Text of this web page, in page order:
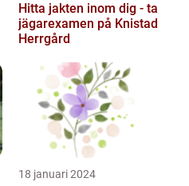
Hitta jakten inom dig - ta
jägarexamen på Knistad
Herrgård
18 januari 2024